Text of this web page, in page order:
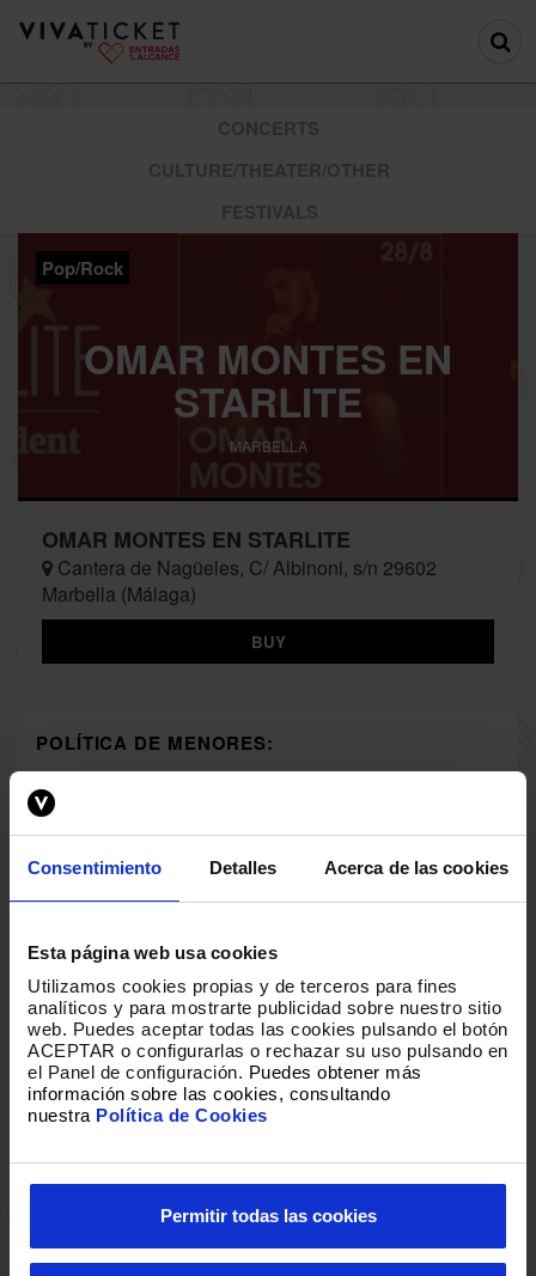
Consentimiento Detalles Acerca de las cookies
Esta página web usa cookies
Utilizamos cookies propias y de terceros para fines
analíticos y para mostrarte publicidad sobre nuestro sitio
web. Puedes aceptar todas las cookies pulsando el botón
ACEPTAR o configurarlas o rechazar su uso pulsando en
el Panel de configuración. Puedes obtener más
información sobre las cookies, consultando
nuestra Política de Cookies
Permitir todas las cookies
Pop/Rock
OMAR MONTES EN
STARLITE
MARBELLA
OMAR MONTES EN STARLITE
Cantera de Nagüeles, C/ Albinoni, s/n 29602
Marbella (Málaga)
BUY
POLÍTICA DE MENORES:
- Menores de 16 años acompañados de un adulto. A
partir de las 00:00h. todos los menores de 18 años
deben abandonar el recinto.
Loading